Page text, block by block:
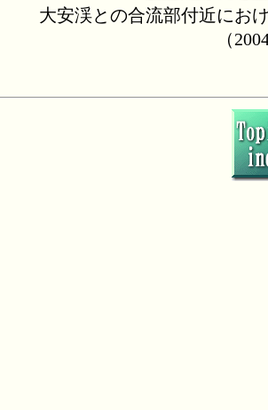
大安渓との合流部付近にお
（